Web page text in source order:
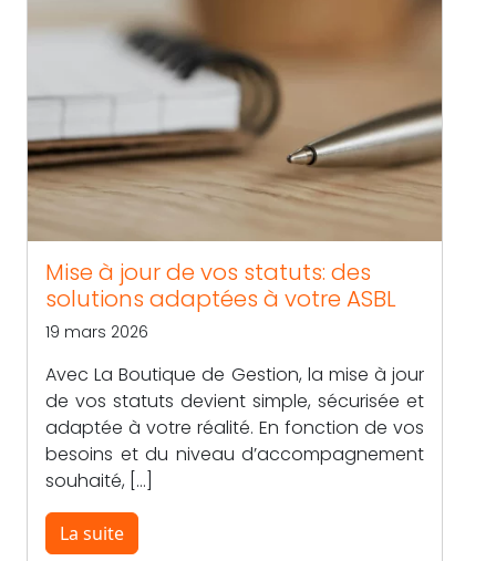
Mise à jour de vos statuts: des
solutions adaptées à votre ASBL
19 mars 2026
Avec La Boutique de Gestion, la mise à jour
de vos statuts devient simple, sécurisée et
adaptée à votre réalité. En fonction de vos
besoins et du niveau d’accompagnement
souhaité, […]
La suite